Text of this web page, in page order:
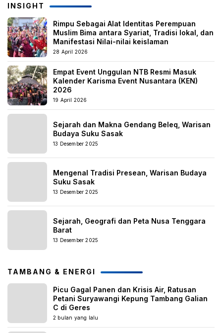
INSIGHT
Rimpu Sebagai Alat Identitas Perempuan
Muslim Bima antara Syariat, Tradisi lokal, dan
Manifestasi Nilai-nilai keislaman
28 April 2026
Empat Event Unggulan NTB Resmi Masuk
Kalender Karisma Event Nusantara (KEN)
2026
19 April 2026
Sejarah dan Makna Gendang Beleq, Warisan
Budaya Suku Sasak
13 Desember 2025
Mengenal Tradisi Presean, Warisan Budaya
Suku Sasak
13 Desember 2025
Sejarah, Geografi dan Peta Nusa Tenggara
Barat
13 Desember 2025
TAMBANG & ENERGI
Picu Gagal Panen dan Krisis Air, Ratusan
Petani Suryawangi Kepung Tambang Galian
C di Geres
2 bulan yang lalu